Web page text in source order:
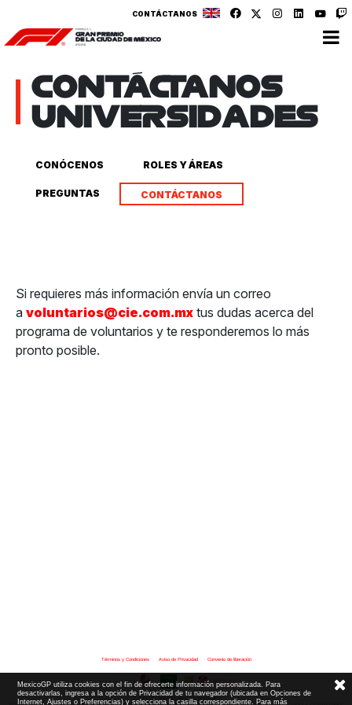
CONTÁCTANOS
CONTÁCTANOS
UNIVERSIDADES
CONÓCENOS ROLES Y ÁREAS
PREGUNTAS CONTÁCTANOS
Si requieres más información envía un correo
a voluntarios@cie.com.mx tus dudas acerca del
programa de voluntarios y te responderemos lo más
pronto posible.
Términos y Condiciones| Aviso de Privacidad| Convenio de liberación
© 2026 CIE Todos los derechos reservados
MexicoGP utiliza cookies con el fin de ofrecerte información personalizada. Para
desactivarlas, ingresa a la opción de Privacidad de tu navegador (ubicada en Opciones de
Internet, Ajustes o Preferencias) y selecciona la casilla correspondiente. Para más